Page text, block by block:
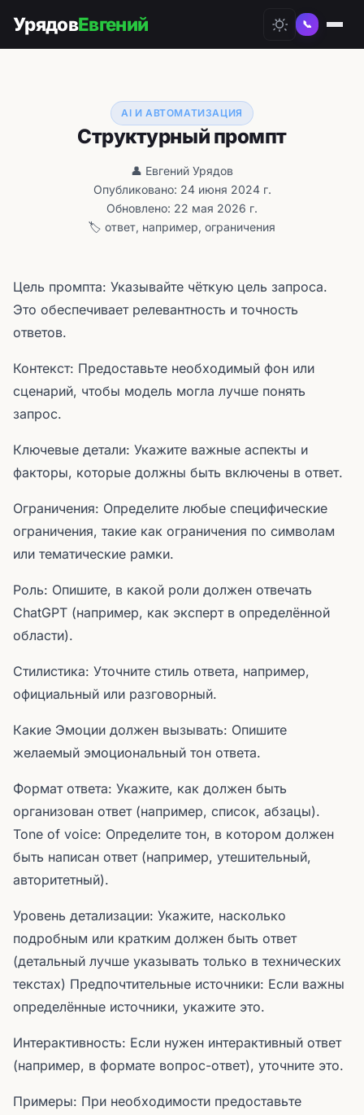
УрядовЕвгений 📞
AI И АВТОМАТИЗАЦИЯ
Структурный промпт
👤 Евгений Урядов
Опубликовано: 24 июня 2024 г.
Обновлено: 22 мая 2026 г.
🏷️ ответ, например, ограничения
Цель промпта: Указывайте чёткую цель запроса.
Это обеспечивает релевантность и точность
ответов.
Контекст: Предоставьте необходимый фон или
сценарий, чтобы модель могла лучше понять
запрос.
Ключевые детали: Укажите важные аспекты и
факторы, которые должны быть включены в ответ.
Ограничения: Определите любые специфические
ограничения, такие как ограничения по символам
или тематические рамки.
Роль: Опишите, в какой роли должен отвечать
ChatGPT (например, как эксперт в определённой
области).
Стилистика: Уточните стиль ответа, например,
официальный или разговорный.
Какие Эмоции должен вызывать: Опишите
желаемый эмоциональный тон ответа.
Формат ответа: Укажите, как должен быть
организован ответ (например, список, абзацы).
Tone of voice: Определите тон, в котором должен
быть написан ответ (например, утешительный,
авторитетный).
Уровень детализации: Укажите, насколько
подробным или кратким должен быть ответ
(детальный лучше указывать только в технических
текстах) Предпочтительные источники: Если важны
определённые источники, укажите это.
Интерактивность: Если нужен интерактивный ответ
(например, в формате вопрос-ответ), уточните это.
Примеры: При необходимости предоставьте